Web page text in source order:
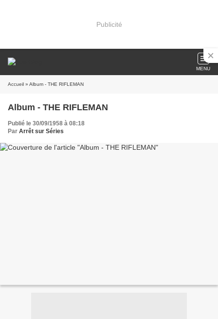
Publicité
MENU
Accueil » Album - THE RIFLEMAN
Album - THE RIFLEMAN
Publié le 30/09/1958 à 08:18
Par Arrêt sur Séries